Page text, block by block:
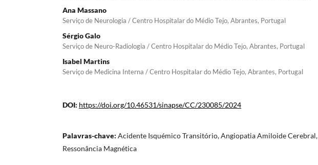
Ana Massano
Serviço de Neurologia / Centro Hospitalar do Médio Tejo, Abrantes, Portugal
Sérgio Galo
Serviço de Neuro-Radiologia / Centro Hospitalar do Médio Tejo, Abrantes, Portugal
Isabel Martins
Serviço de Medicina Interna / Centro Hospitalar do Médio Tejo, Abrantes, Portugal
DOI: https://doi.org/10.46531/sinapse/CC/230085/2024
Palavras-chave: Acidente Isquémico Transitório, Angiopatia Amiloide Cerebral,
Ressonância Magnética